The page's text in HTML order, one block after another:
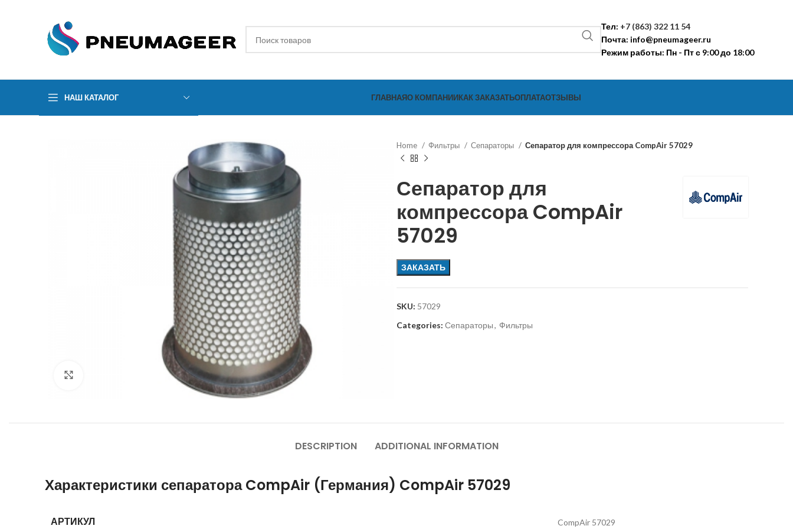
Тел: +7 (863) 322 11 54
Почта: info@pneumageer.ru
Режим работы: Пн - Пт с 9:00 до 18:00
НАШ КАТАЛОГ ГЛАВНАЯО КОМПАНИИКАК ЗАКАЗАТЬОПЛАТАОТЗЫВЫ
Home Фильтры Сепараторы Сепаратор для компрессора CompAir 57029
Сепаратор для
компрессора CompAir
57029
ЗАКАЗАТЬ
SKU: 57029
Categories: Сепараторы, Фильтры
DESCRIPTION ADDITIONAL INFORMATION
Характеристики сепаратора CompAir (Германия) CompAir 57029
АРТИКУЛ CompAir 57029